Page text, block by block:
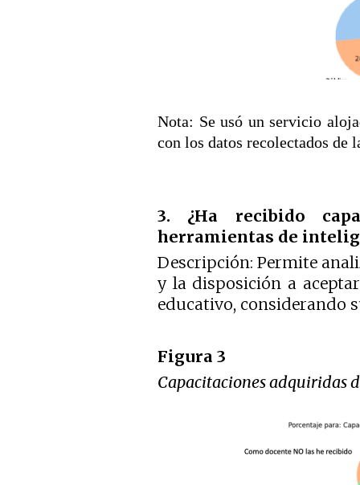
Nota: Se usó un servicio
con los datos recolectados de
3. ¿Ha recibido
herramientas de
Descripción: Permite
y la disposición a
educativo, considerando
Figura 3
Capacitaciones adquiridas